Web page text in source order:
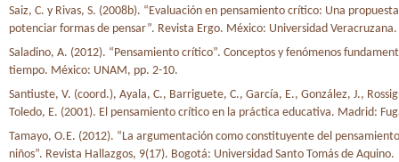
Saiz, C. y Rivas, S. (2008b). “Evaluación en pensamiento crítico: Una
potenciar formas de pensar”. Revista Ergo. México: Universidad Veracruzana.
Saladino, A. (2012). “Pensamiento crítico”. Conceptos y fenómenos
tiempo. México: UNAM, pp. 2-10.
Santiuste, V. (coord.), Ayala, C., Barriguete, C., García, E., González, J.,
Toledo, E. (2001). El pensamiento crítico en la práctica educativa. Madrid:
Tamayo, O.E. (2012). “La argumentación como constituyente del
niños”. Revista Hallazgos, 9(17). Bogotá: Universidad Santo Tomás de Aquino.